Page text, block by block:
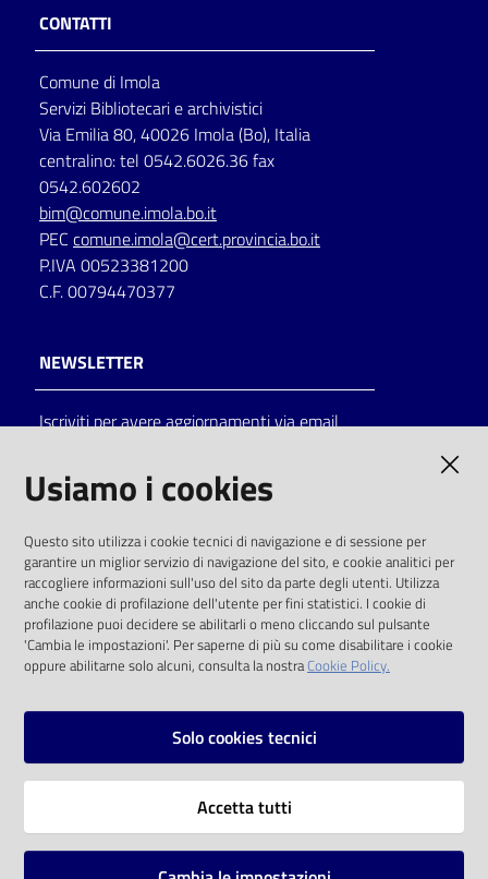
lettura
Seguici
su
Catalogo
Eventi
Chiedi al
bibliotecario
Avvisi
CONTATTI
Comune di Imola
Servizi Bibliotecari e archivistici
Via Emilia 80, 40026 Imola (Bo), Italia
centralino: tel 0542.6026.36 fax
0542.602602
bim@comune.imola.bo.it
PEC comune.imola@cert.provincia.bo.it
P.IVA 00523381200
C.F. 00794470377
NEWSLETTER
Iscriviti per avere aggiornamenti via email
solo alle condizioni previste dalla direttiva
comunitaria 2003/98/CE e dal d.lgs. 36/2006
SOCIAL
Instagram
Vai alla pagina
Usiamo i cookies
Questo sito utilizza i cookie tecnici di navigazione e di sessione per
garantire un miglior servizio di navigazione del sito, e cookie analitici per
raccogliere informazioni sull'uso del sito da parte degli utenti. Utilizza
anche cookie di profilazione dell'utente per fini statistici. I cookie di
profilazione puoi decidere se abilitarli o meno cliccando sul pulsante
'Cambia le impostazioni'. Per saperne di più su come disabilitare i cookie
oppure abilitarne solo alcuni, consulta la nostraCookie Policy.
Solo cookies tecnici
Accetta tutti